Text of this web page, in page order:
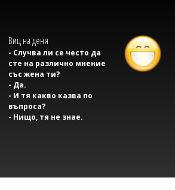
Виц на деня
- Случва ли се често да
сте на различно мнение
със жена ти?
- Да.
- И тя какво казва по
въпроса?
- Нищо, тя не знае.